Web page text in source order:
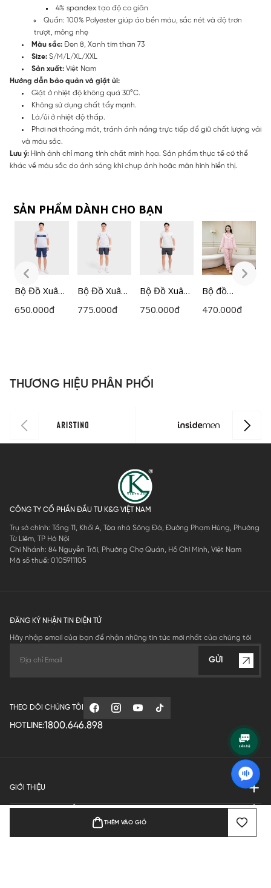
THÊM VÀO GIỎ
4% spandex tạo độ co giãn
Quần: 100% Polyester giúp áo bền màu, sắc nét và độ trơn
trượt, mỏng nhẹ
Màu sắc: Đen 8, Xanh tím than 73
Size: S/M/L/XL/XXL
Sản xuất: Việt Nam
Hướng dẫn bảo quản và giặt ủi:
Giặt ở nhiệt độ không quá 30°C.
Không sử dụng chất tẩy mạnh.
Là/ủi ở nhiệt độ thấp.
Phơi nơi thoáng mát, tránh ánh nắng trực tiếp để giữ chất lượng vải
và màu sắc.
Lưu ý: Hình ảnh chỉ mang tính chất minh họa. Sản phẩm thực tế có thể
khác về màu sắc do ánh sáng khi chụp ảnh hoặc màn hình hiển thị.
SẢN PHẨM DÀNH CHO BẠN
Bộ Đồ Xuân
Hè
650.000đ
Bộ Đồ Xuân
Hè Nylon
775.000đ
Bộ Đồ Xuân
Hè
0
750.000đ
Bộ đồ
Pijama dài
470.000đ
THƯƠNG HIỆU PHÂN PHỐI
CÔNG TY CỔ PHẦN ĐẦU TƯ K&G VIỆT NAM
Trụ sở chính: Tầng 11, Khối A, Tòa nhà Sông Đà, Đường Phạm Hùng, Phường
Từ Liêm, TP Hà Nội
Chi Nhánh: 84 Nguyễn Trãi, Phường Chợ Quán, Hồ Chí Minh, Việt Nam
Mã số thuế: 0105911105
ĐĂNG KÝ NHẬN TIN ĐIỆN TỬ
Hãy nhập email của bạn để nhận những tin tức mới nhất của chúng tôi
GỬI
THEO DÕI CHÚNG TÔI
HOTLINE:1800.646.898
GIỚI THIỆU
QUY ĐỊNH HOẠT ĐỘNG